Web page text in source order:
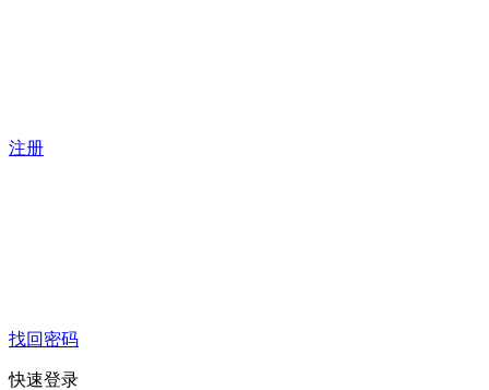
注册
找回密码
快速登录